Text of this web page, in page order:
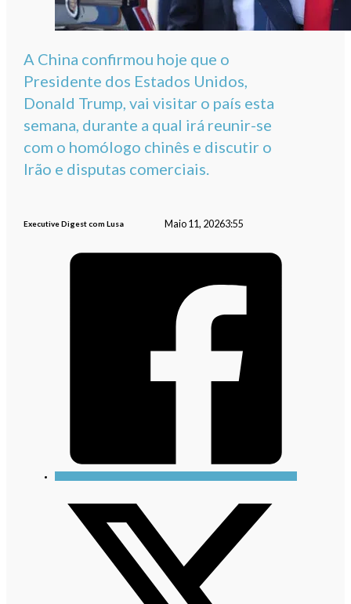
A China confirmou hoje que o
Presidente dos Estados Unidos,
Donald Trump, vai visitar o país esta
semana, durante a qual irá reunir-se
com o homólogo chinês e discutir o
Irão e disputas comerciais.
Executive Digest com Lusa Maio 11, 20263:55